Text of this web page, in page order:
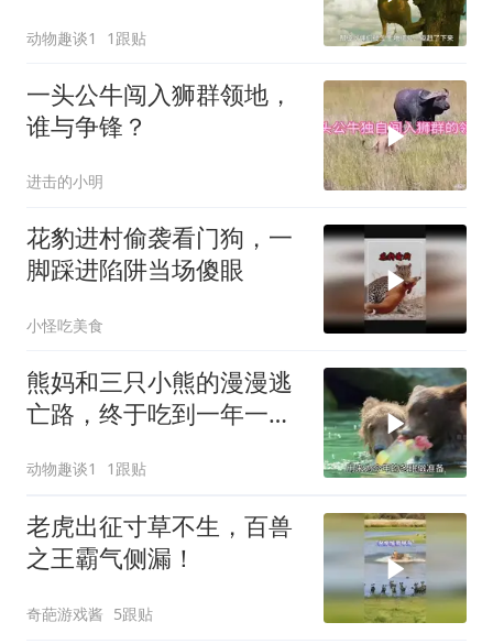
赶，看母狮卡丽如何用狩
猎夺回体面
动物趣谈1 1跟贴
一头公牛闯入狮群领地，
谁与争锋？
进击的小明
花豹进村偷袭看门狗，一
脚踩进陷阱当场傻眼
小怪吃美食
熊妈和三只小熊的漫漫逃
亡路，终于吃到一年一度
动物趣谈1 1跟贴
老虎出征寸草不生，百兽
之王霸气侧漏！
奇葩游戏酱 5跟贴